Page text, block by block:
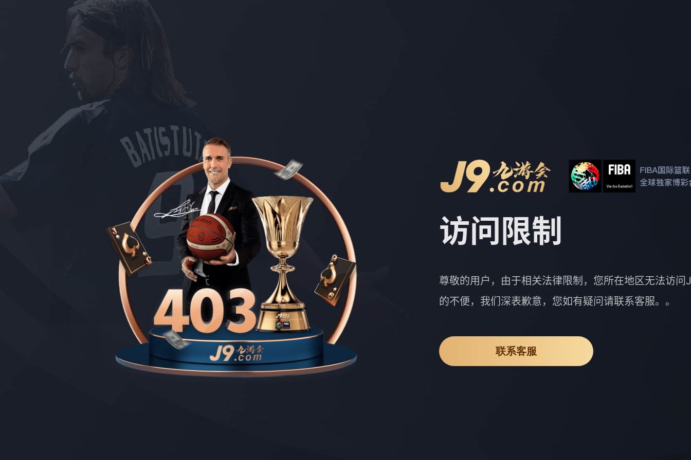
访问限制
尊敬的用户，由于相关法律限制，您所在地区无法访问
的不便，我们深表歉意，您如有疑问请联系客服。。
联系客服